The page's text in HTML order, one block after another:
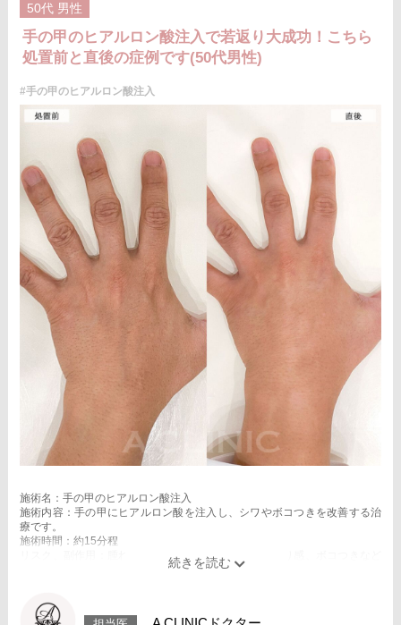
50代 男性
手の甲のヒアルロン酸注入で若返り大成功！こちら
処置前と直後の症例です(50代男性)
#手の甲のヒアルロン酸注入
施術名：手の甲のヒアルロン酸注入
施術内容：手の甲にヒアルロン酸を注入し、シワやボコつきを改善する治
療です。
施術時間：約15分程
リスク、副作用：腫れ、赤み、内出血、痛み、突っ張り感、ボコつきなど
が生じることがございます。また、稀にアレルギー、細菌感染症、血管閉
費用：レスチレン(片手2ccずつ)148,000円(税込)